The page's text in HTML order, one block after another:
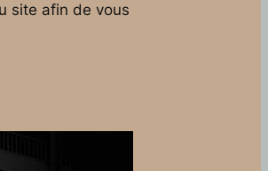
site afin de vous